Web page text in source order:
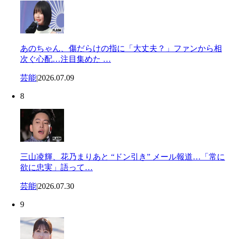
あのちゃん、傷だらけの指に「大丈夫？」ファンから相
次ぐ心配…注目集めた …
芸能|2026.07.09
8
三山凌輝、花乃まりあと “ドン引き” メール報道…「常に
欲に忠実」語って…
芸能|2026.07.30
9